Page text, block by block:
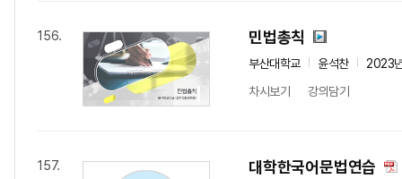
156. 민법총칙
부산대학교 윤석찬
2023
차시보기
강의담기
157. 대학한국어문법연습